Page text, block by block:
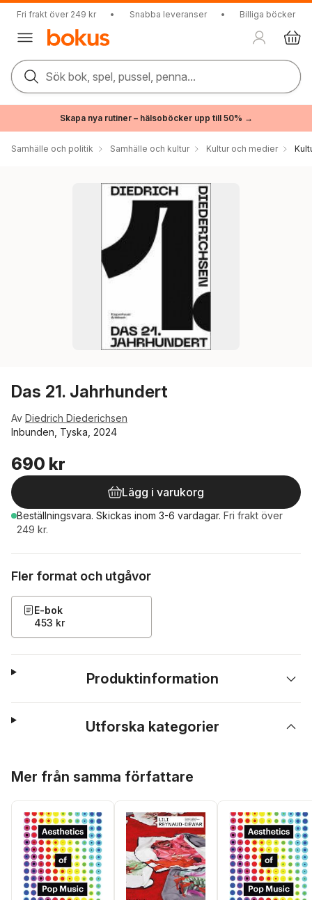
Fri frakt över 249 kr • Snabba leveranser • Billiga böcker
Sök bok, spel, pussel, penna...
Skapa nya rutiner – hälsoböcker upp till 50% →
Samhälle och politik Samhälle och kultur Kultur och medier
Das 21. Jahrhundert
Av Diedrich Diederichsen
Inbunden, Tyska, 2024
690 kr
Lägg i varukorg
Beställningsvara. Skickas inom 3-6 vardagar. Fri frakt över
249 kr.
Fler format och utgåvor
E-bok
453 kr
Produktinformation
Utforska kategorier
Mer från samma författare